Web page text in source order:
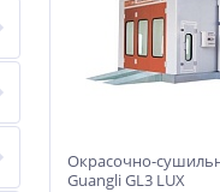
Окрасочно-
Guangli GL3 LUX